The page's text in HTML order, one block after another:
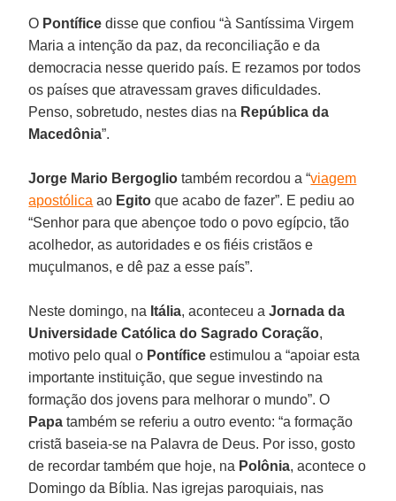
O Pontífice disse que confiou “à Santíssima Virgem
Maria a intenção da paz, da reconciliação e da
democracia nesse querido país. E rezamos por todos
os países que atravessam graves dificuldades.
Penso, sobretudo, nestes dias na República da
Macedônia”.
Jorge Mario Bergoglio também recordou a “viagem
apostólica ao Egito que acabo de fazer”. E pediu ao
“Senhor para que abençoe todo o povo egípcio, tão
acolhedor, as autoridades e os fiéis cristãos e
muçulmanos, e dê paz a esse país”.
Neste domingo, na Itália, aconteceu aJornada da
Universidade Católica do Sagrado Coração,
motivo pelo qual o Pontífice estimulou a “apoiar esta
importante instituição, que segue investindo na
formação dos jovens para melhorar o mundo”. O
Papa também se referiu a outro evento: “a formação
cristã baseia-se na Palavra de Deus. Por isso, gosto
de recordar também que hoje, na Polônia, acontece o
Domingo da Bíblia. Nas igrejas paroquiais, nas